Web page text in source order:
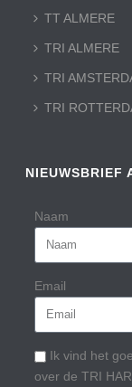
TT ALMERE
TRI ALMERE
TRI
TRI
NIEUWSBRIEF
Naam
Email
Ik vind het
over de TRI